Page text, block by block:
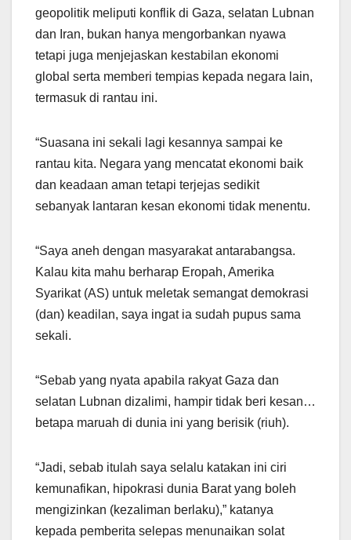
geopolitik meliputi konflik di Gaza, selatan Lubnan
dan Iran, bukan hanya mengorbankan nyawa
tetapi juga menjejaskan kestabilan ekonomi
global serta memberi tempias kepada negara lain,
termasuk di rantau ini.
“Suasana ini sekali lagi kesannya sampai ke
rantau kita. Negara yang mencatat ekonomi baik
dan keadaan aman tetapi terjejas sedikit
sebanyak lantaran kesan ekonomi tidak menentu.
“Saya aneh dengan masyarakat antarabangsa.
Kalau kita mahu berharap Eropah, Amerika
Syarikat (AS) untuk meletak semangat demokrasi
(dan) keadilan, saya ingat ia sudah pupus sama
sekali.
“Sebab yang nyata apabila rakyat Gaza dan
selatan Lubnan dizalimi, hampir tidak beri kesan…
betapa maruah di dunia ini yang berisik (riuh).
“Jadi, sebab itulah saya selalu katakan ini ciri
kemunafikan, hipokrasi dunia Barat yang boleh
mengizinkan (kezaliman berlaku),” katanya
kepada pemberita selepas menunaikan solat